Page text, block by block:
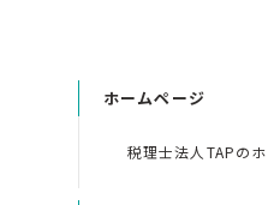
ホームページ
税理士法人TAPの